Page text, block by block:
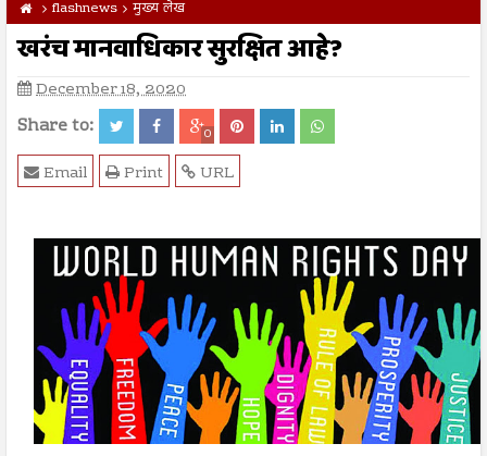
flashnews मुख्य लेख
खरंच मानवाधिकार सुरक्षित आहे?
December 18, 2020
Share to: 0
URL
Print
Email